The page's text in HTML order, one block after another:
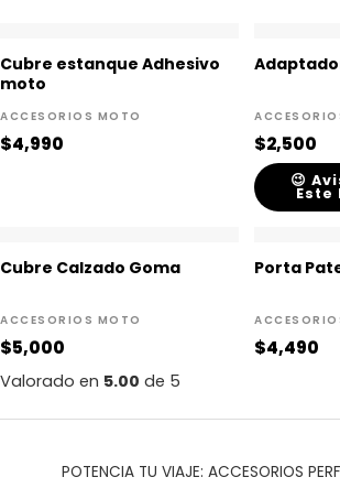
Cubre estanque Adhesivo
moto
ACCESORIOS MOTO
$4,990 $2,500
😉
Este
Cubre Calzado Goma
ACCESORIOS MOTO
$5,000
Valorado en 5.00 de 5
Porta
$4,490
POTENCIA TU VIAJE: ACCESORIOS